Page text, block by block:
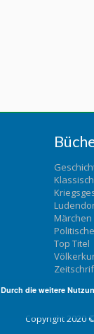
Märchen
Top Titel
Copyright 2020
Durch die weitere